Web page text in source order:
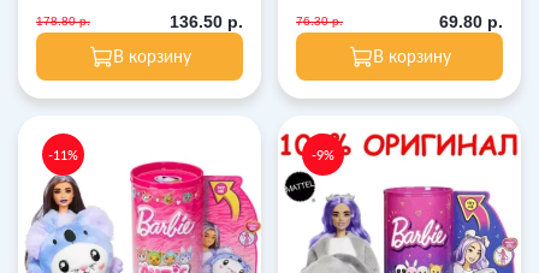
178.80 р. 136.50 р.
В корзину
76.30 р. 69.80 р.
В корзину
-11% -9%